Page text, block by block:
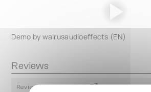
Demo by walrusaudioeffects (EN)
Reviews
Review by bonedo (DE) Review by